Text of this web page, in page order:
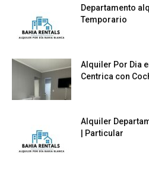
Departamento
Temporario
Alquiler Por Dia
Centrica con
Alquiler
| Particular